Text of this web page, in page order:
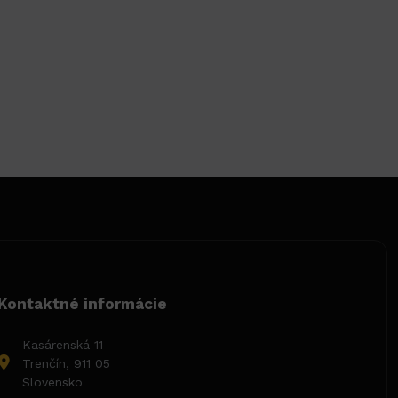
informácie
Kasárenská 11
Trenčín, 911 05
Slovensko